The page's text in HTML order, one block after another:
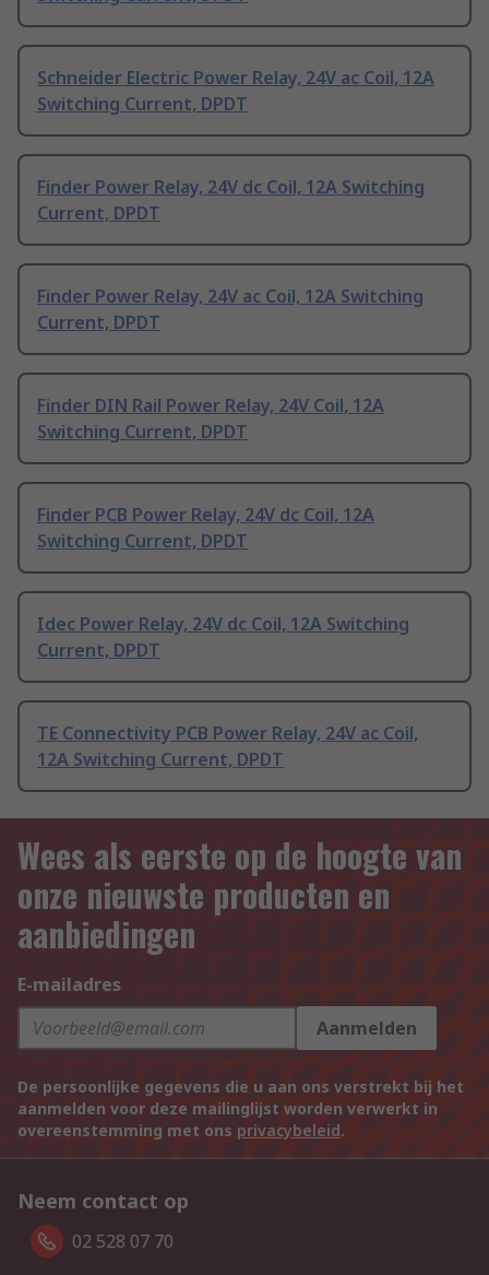
Schneider Electric Power Relay, 24V ac Coil, 12A
Switching Current, DPDT
Finder Power Relay, 24V dc Coil, 12A Switching
Current, DPDT
Finder Power Relay, 24V ac Coil, 12A Switching
Current, DPDT
Finder DIN Rail Power Relay, 24V Coil, 12A
Switching Current, DPDT
Finder PCB Power Relay, 24V dc Coil, 12A
Switching Current, DPDT
Idec Power Relay, 24V dc Coil, 12A Switching
Current, DPDT
TE Connectivity PCB Power Relay, 24V ac Coil,
12A Switching Current, DPDT
Wees als eerste op de hoogte van
onze nieuwste producten en
aanbiedingen
E-mailadres
Aanmelden
De persoonlijke gegevens die u aan ons verstrekt bij het
aanmelden voor deze mailinglijst worden verwerkt in
overeenstemming met ons privacybeleid.
Neem contact op
02 528 07 70